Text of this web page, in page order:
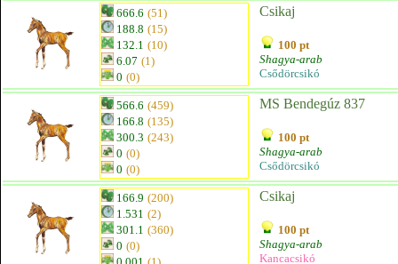
666.6 (51)
188.8 (15)
132.1 (10)
6.07 (1)
0 (0)
Csikaj
100 pt
Shagya-arab
Csődörcsikó
566.6 (459)
166.8 (135)
300.3 (243)
0 (0)
0 (0)
MS Bendegúz 837
100 pt
Shagya-arab
Csődörcsikó
166.9 (200)
1.531 (2)
301.1 (360)
0 (0)
Csikaj
100 pt
Shagya-arab
Kancacsikó